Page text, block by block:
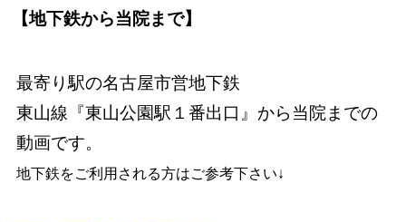
【地下鉄から当院まで】
最寄り駅の名古屋市営地下鉄
東山線『東山公園駅１番出口』から当院までの
動画です。
地下鉄をご利用される方はご参考下さい↓